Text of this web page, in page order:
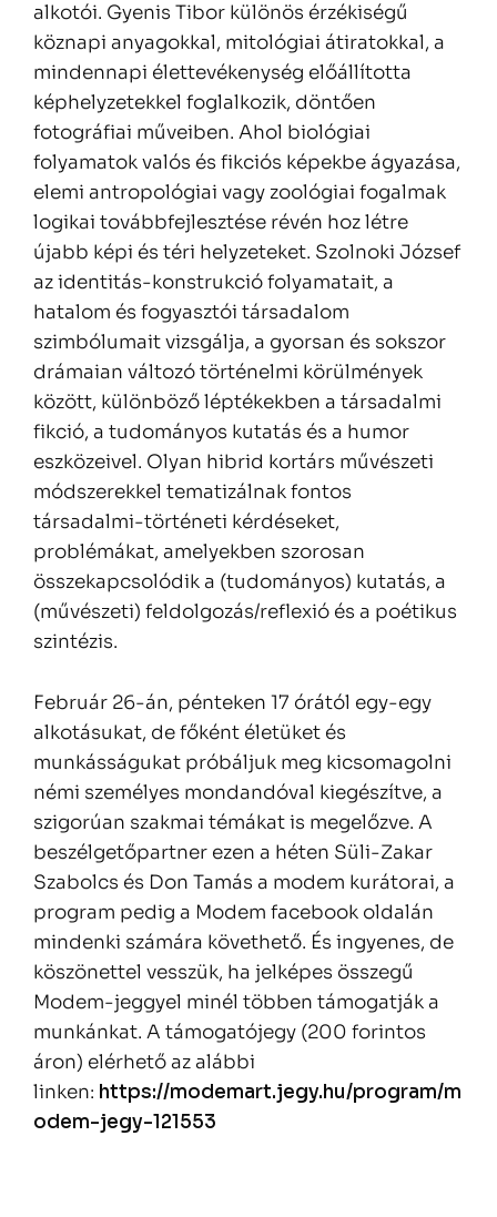
alkotói. Gyenis Tibor különös érzékiségű
köznapi anyagokkal, mitológiai átiratokkal, a
mindennapi élettevékenység előállította
képhelyzetekkel foglalkozik, döntően
fotográfiai műveiben. Ahol biológiai
folyamatok valós és fikciós képekbe ágyazása,
elemi antropológiai vagy zoológiai fogalmak
logikai továbbfejlesztése révén hoz létre
újabb képi és téri helyzeteket. Szolnoki József
az identitás-konstrukció folyamatait, a
hatalom és fogyasztói társadalom
szimbólumait vizsgálja, a gyorsan és sokszor
drámaian változó történelmi körülmények
között, különböző léptékekben a társadalmi
fikció, a tudományos kutatás és a humor
eszközeivel. Olyan hibrid kortárs művészeti
módszerekkel tematizálnak fontos
társadalmi-történeti kérdéseket,
problémákat, amelyekben szorosan
összekapcsolódik a (tudományos) kutatás, a
(művészeti) feldolgozás/reflexió és a poétikus
szintézis.
Február 26-án, pénteken 17 órától egy-egy
alkotásukat, de főként életüket és
munkásságukat próbáljuk meg kicsomagolni
némi személyes mondandóval kiegészítve, a
szigorúan szakmai témákat is megelőzve. A
beszélgetőpartner ezen a héten Süli-Zakar
Szabolcs és Don Tamás a modem kurátorai, a
program pedig a Modem facebook oldalán
mindenki számára követhető. És ingyenes, de
köszönettel vesszük, ha jelképes összegű
Modem-jeggyel minél többen támogatják a
munkánkat. A támogatójegy (200 forintos
áron) elérhető az alábbi
linken: https://modemart.jegy.hu/program/m
odem-jegy-121553